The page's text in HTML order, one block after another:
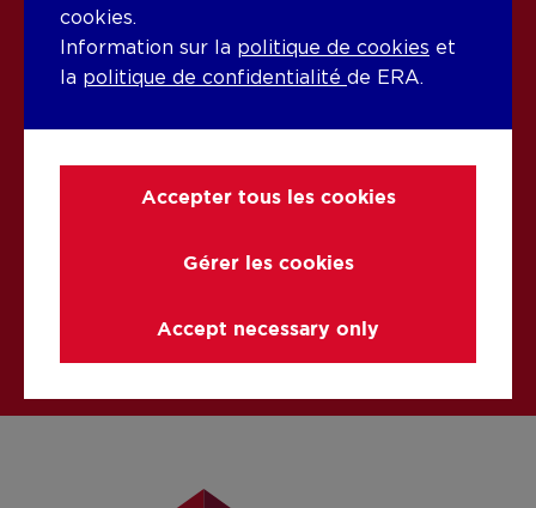
l'environnement joue également un rôle décisif.
En tant qu'agent immobilier, nous sommes déjà
convaincus de la force de notre région. C'est
votre nouvelle histoire.
Vivre à Beersel
cookies.
Information sur la politique de cookies et
la politique de confidentialité de ERA.
Accepter tous les cookies
Gérer les cookies
Accept necessary only